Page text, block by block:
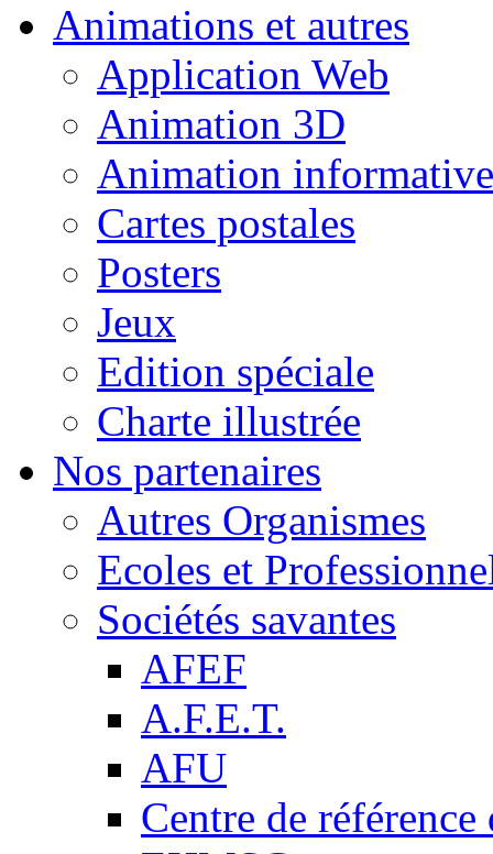
Animations et autres
Application Web
Animation 3D
Animation informative
Cartes postales
Posters
Jeux
Edition spéciale
Charte illustrée
Nos partenaires
Autres Organismes
Ecoles et
Sociétés savantes
AFEF
A.F.E.T.
AFU
Centre de